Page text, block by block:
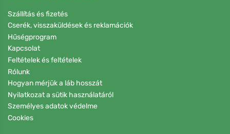
Szállítás és fizetés
Cserék, visszaküldések és reklamációk
Hűségprogram
Kapcsolat
Feltételek és feltételek
Rólunk
Hogyan mérjük a láb hosszát
Nyilatkozat a sütik használatáról
Személyes adatok védelme
Cookies